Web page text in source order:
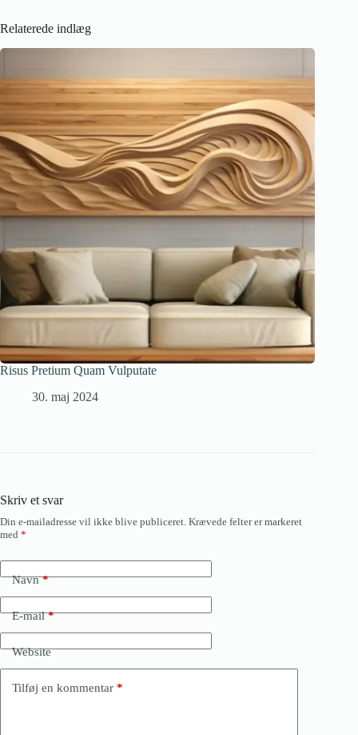
Relaterede indlæg
Risus Pretium Quam Vulputate
30. maj 2024
Skriv et svar
Din e-mailadresse vil ikke blive publiceret. Krævede felter er markeret
med *
Navn*
E-mail*
Website
Tilføj en kommentar *